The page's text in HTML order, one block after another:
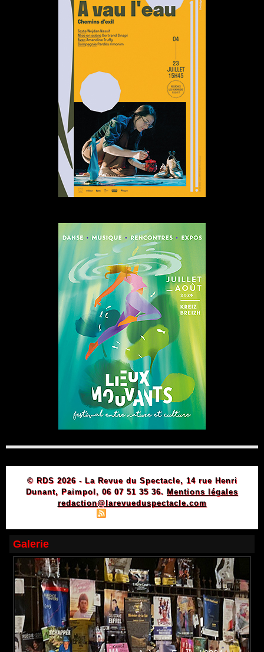
© RDS 2026 - La Revue du Spectacle, 14 rue Henri
Dunant, Paimpol, 06 07 51 35 36. Mentions légales
redaction@larevueduspectacle.com
Galerie